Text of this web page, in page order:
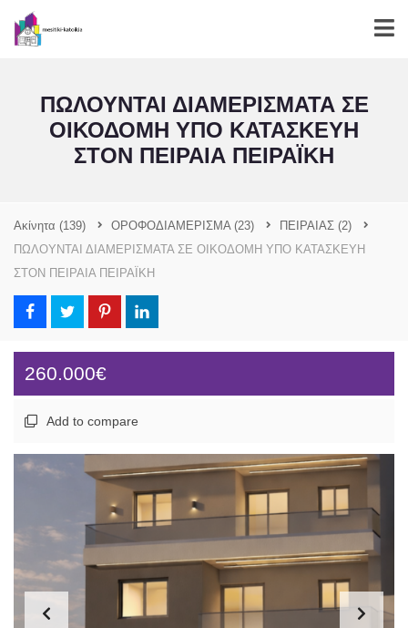
ΠΩΛΟΥΝΤΑΙ ΔΙΑΜΕΡΙΣΜΑΤΑ ΣΕ
ΟΙΚΟΔΟΜΗ ΥΠΟ ΚΑΤΑΣΚΕΥΗ
ΣΤΟΝ ΠΕΙΡΑΙΑ ΠΕΙΡΑΪΚΗ
Ακίνητα (139) ΟΡΟΦΟΔΙΑΜΕΡΙΣΜΑ (23) ΠΕΙΡΑΙΑΣ (2)
ΠΩΛΟΥΝΤΑΙ ΔΙΑΜΕΡΙΣΜΑΤΑ ΣΕ ΟΙΚΟΔΟΜΗ ΥΠΟ ΚΑΤΑΣΚΕΥΗ
ΣΤΟΝ ΠΕΙΡΑΙΑ ΠΕΙΡΑΪΚΗ
260.000€
Add to compare